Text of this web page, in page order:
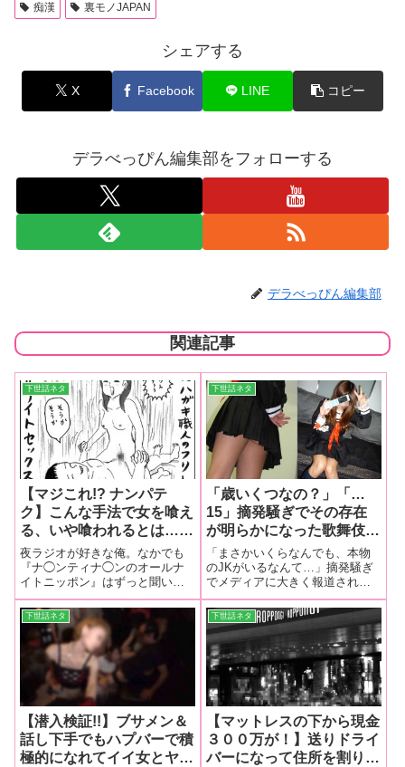
痴漢 裏モノJAPAN
シェアする
X Facebook LINE コピー
デラべっぴん編集部をフォローする
デラべっぴん編集部
関連記事
下世話ネタ
【マジこれ!? ナンパテ
ク】こんな手法で女を喰え
る、いや喰われるとは…ナ
◯ナ◯深夜ラジオの有名ハ
ガキ職人のフリしたら オ
イシイ思いができました!!
夜ラジオが好きな俺。なかでも
『ナ◯ンティナ◯ンのオールナ
イトニッポン』はずっと聞いて
きたし、矢◯っちが抜けて岡◯
さん独りになってからも毎週欠
かさず聞いている。 ハガキ職人
なんて大それたものではない。
そりゃあネタを送ったことは何
度かあるけれど
下世話ネタ
「歳いくつなの？」「…
15」摘発騒ぎでその存在
が明らかになった歌舞伎町
「現役JK回転売春ルー
ム」の恐るべき実態とは？
【衝撃潜入ルポ!!】
「まさかいくらなんでも、本物
のJKがいるなんて…」摘発騒ぎ
でメディアに大きく報道された
衝撃のＪＫビジネスの『ワリキ
リ』裏オプションを潜入ル
ポ！！
下世話ネタ
【潜入検証!!】ブサメン＆
話し下手でもハプバーで積
極的になれてイイ女とヤリ
下世話ネタ
【マットレスの下から現金
３００万が！】送りドライ
バーになって住所を割り出